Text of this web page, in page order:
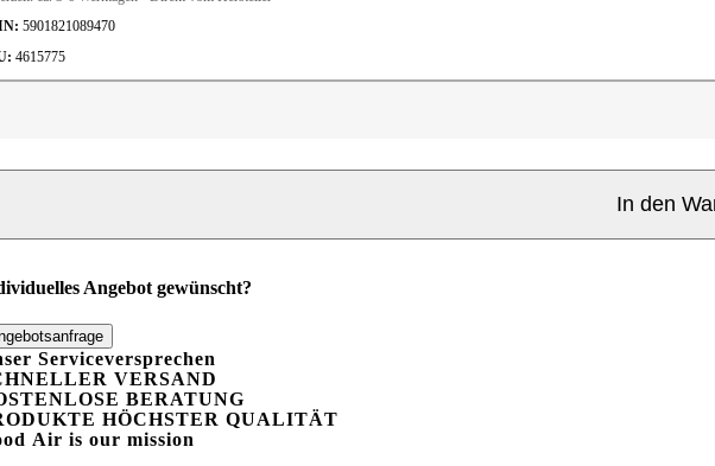
5901821089470
4615775
In den
Angebot gewünscht?
Serviceversprechen
VERSAND
BERATUNG
HÖCHSTER QUALITÄT
Air is our mission